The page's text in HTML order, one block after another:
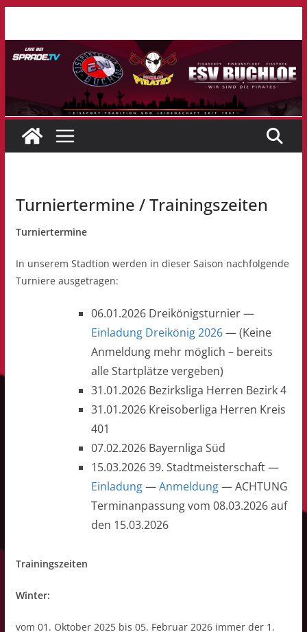
springen
Turniertermine / Trainingszeiten
Turniertermine
In unserem Stadtion werden in dieser Saison nachfolgende
Turniere ausgetragen:
06.01.2026 Dreikönigsturnier —
Einladung Dreikönig 2026— (Keine
Anmeldung mehr möglich – bereits
alle Startplätze vergeben)
31.01.2026 Bezirksliga Herren Bezirk 4
31.01.2026 Kreisoberliga Herren Kreis
401
07.02.2026 Bayernliga Süd
15.03.2026 39. Stadtmeisterschaft —
Einladung—Anmeldung— ACHTUNG
Terminanpassung vom 08.03.2026 auf
den 15.03.2026
Trainingszeiten
Winter:
vom 01. Oktober 2025 bis 05. Februar 2026 immer der 1.